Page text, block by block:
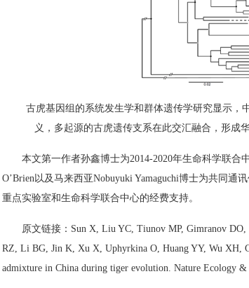
古虎基因组的系统发生学和群体遗传学研究显示，
义，多起源的古虎遗传支系在此交汇融合，形成
本文第一作者孙鑫博士为2014-2020年生命科学联合
O’Brien以及马来西亚Nobuyuki Yamaguchi博士为共同
重点实验室和生命科学联合中心的经费支持。
原文链接：Sun X, Liu YC, Tiunov MP, Gimranov DO,
RZ, Li BG, Jin K, Xu X, Uphyrkina O, Huang YY, Wu XH,
admixture in China during tiger evolution. Nature Ecology